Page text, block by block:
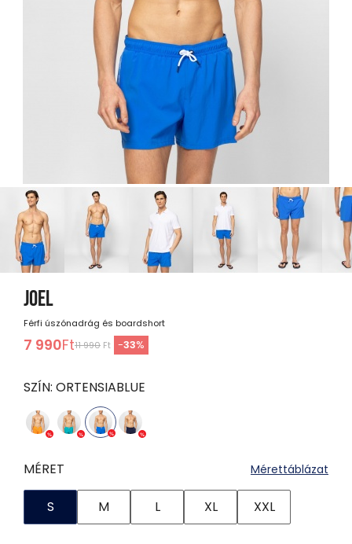
JOEL
Férfi úszónadrág és boardshort
7 990Ft11 990 Ft -33%
SZÍN: ORTENSIABLUE
MÉRET Mérettáblázat
S M L XL XXL